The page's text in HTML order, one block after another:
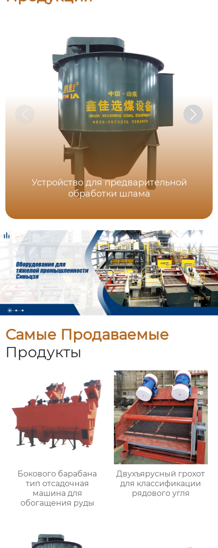
Устройство для предварительной
обработки шлама
Самые Продаваемые
Продукты
Бокового барабана
тип отсадочная
машина для
обогащения руды
Двухъярусный грохот
для классификации
рядового угля